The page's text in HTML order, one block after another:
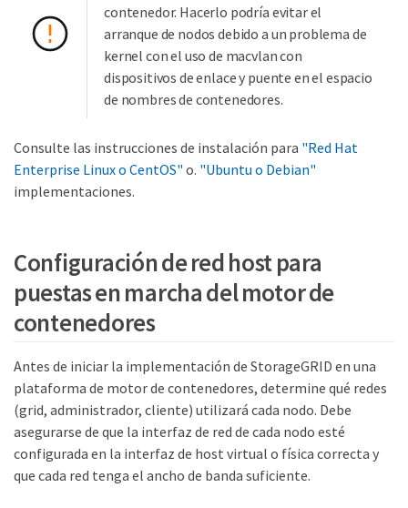
contenedor. Hacerlo podría evitar el
arranque de nodos debido a un problema de
kernel con el uso de macvlan con
dispositivos de enlace y puente en el espacio
de nombres de contenedores.
Consulte las instrucciones de instalación para "Red Hat
Enterprise Linux o CentOS" o. "Ubuntu o Debian"
implementaciones.
Configuración de red host para
puestas en marcha del motor de
contenedores
Antes de iniciar la implementación de StorageGRID en una
plataforma de motor de contenedores, determine qué redes
(grid, administrador, cliente) utilizará cada nodo. Debe
asegurarse de que la interfaz de red de cada nodo esté
configurada en la interfaz de host virtual o física correcta y
que cada red tenga el ancho de banda suficiente.